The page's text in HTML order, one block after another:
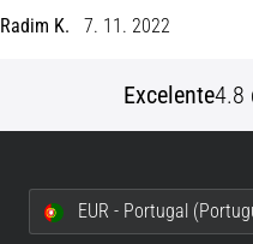
Radim K. 7. 11. 2022
Excelente4.8
EUR - Portugal